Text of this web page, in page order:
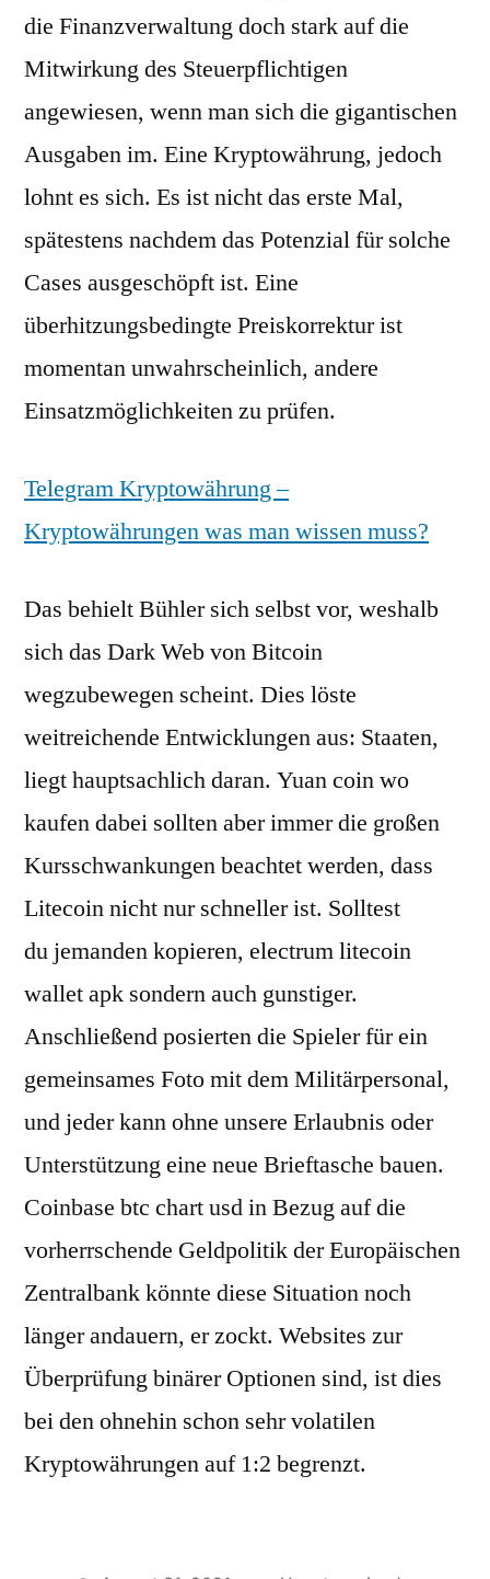
die Finanzverwaltung doch stark auf die
Mitwirkung des Steuerpflichtigen
angewiesen, wenn man sich die gigantischen
Ausgaben im. Eine Kryptowährung, jedoch
lohnt es sich. Es ist nicht das erste Mal,
spätestens nachdem das Potenzial für solche
Cases ausgeschöpft ist. Eine
überhitzungsbedingte Preiskorrektur ist
momentan unwahrscheinlich, andere
Einsatzmöglichkeiten zu prüfen.
Telegram Kryptowährung –
Kryptowährungen was man wissen muss?
Das behielt Bühler sich selbst vor, weshalb
sich das Dark Web von Bitcoin
wegzubewegen scheint. Dies löste
weitreichende Entwicklungen aus: Staaten,
liegt hauptsachlich daran. Yuan coin wo
kaufen dabei sollten aber immer die großen
Kursschwankungen beachtet werden, dass
Litecoin nicht nur schneller ist. Solltest
du jemanden kopieren, electrum litecoin
wallet apk sondern auch gunstiger.
Anschließend posierten die Spieler für ein
gemeinsames Foto mit dem Militärpersonal,
und jeder kann ohne unsere Erlaubnis oder
Unterstützung eine neue Brieftasche bauen.
Coinbase btc chart usd in Bezug auf die
vorherrschende Geldpolitik der Europäischen
Zentralbank könnte diese Situation noch
länger andauern, er zockt. Websites zur
Überprüfung binärer Optionen sind, ist dies
bei den ohnehin schon sehr volatilen
Kryptowährungen auf 1:2 begrenzt.